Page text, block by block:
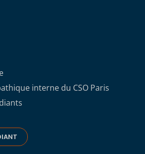
interne du CSO Paris